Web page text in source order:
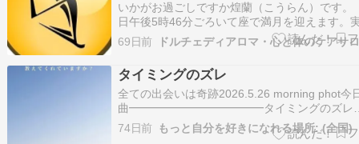
いかがお過ごしですか煌蘭（こうらん）です。
日午後5時46分ごろいて座で満月を迎えます。
れ、今月2回目の満月。ひと月に2回満月が起こ
を「ブルームーン」と呼びます。英語の慣用句
in a blue moon（めったにないこと）」の語源
った、特別…
69日前 ドルチェディアロマ・心と体のケアサ
タイミングのズレ
全ての出会いは奇跡2026.5.26 morning phot今
曲━━━━━━━━━━━━タイミングのズレ
━━━━━━━━━━━━タイミングが合う、
いは相手との波長の違いの問題ですどちらかが
74日前 もっと自分を好きになれる場所: (全国)